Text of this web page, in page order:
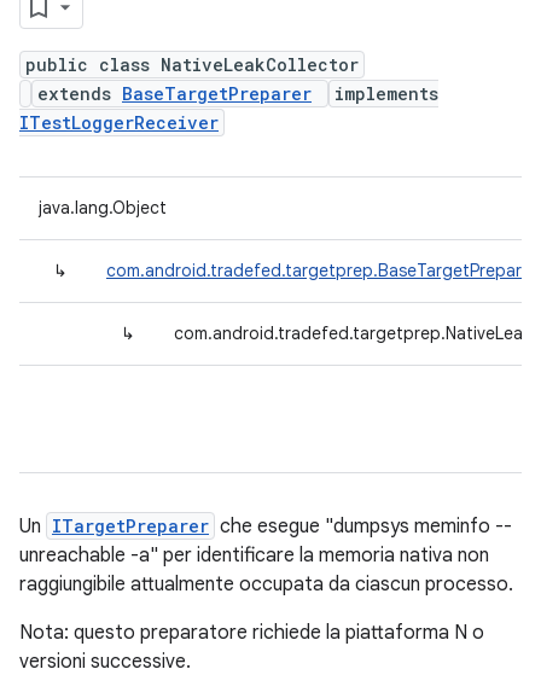
public class NativeLeakCollector
extends BaseTargetPreparer
implements
ITestLoggerReceiver
java.lang.Object
↳ com.android.tradefed.targetprep.BaseTargetPreparer
↳
Un ITargetPreparer che esegue "dumpsys meminfo --
unreachable -a" per identificare la memoria nativa non
raggiungibile attualmente occupata da ciascun processo.
Nota: questo preparatore richiede la piattaforma N o
versioni successive.